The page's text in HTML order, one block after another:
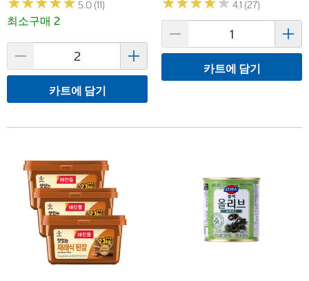
5.0 (11)
최소구매 2
카트에 담기
4.1 (27)
카트에 담기